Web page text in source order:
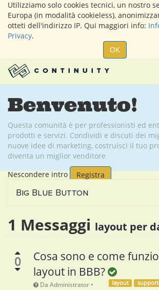
Utilizziamo solo cookies tecnici, un nostro
Europa (in modalità cookieless),
otteti dell'indirizzo IP. Qui maggiori info:
Privacy.
OK
Benvenuto!
Questa comunità è per professionisti ed
prodotti e servizi. Condividi e discuti dei
nuove idee di marketing, costruisci il tuo
diventa un miglior venditore
Nescondere intro
Registra
Big Blue Button
1 Messaggi layout per
0
Cosa sono e come
layout in BBB?
layout
Da Administrator •